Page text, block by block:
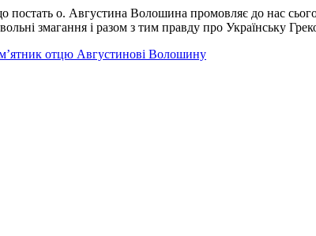
о. Августина Волошина промовляє до нас
змагання і разом з тим правду про Українську
отцю Августинові Волошину